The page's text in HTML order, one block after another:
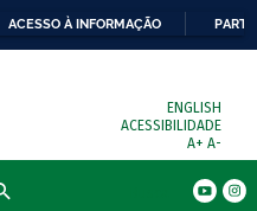
ACESSO À INFORMAÇÃO
ENGLISH
ACESSIBILIDADE
A+ A-